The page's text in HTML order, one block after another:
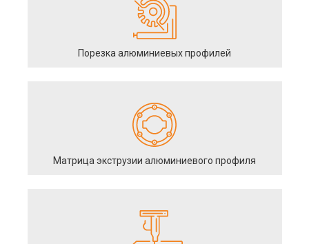
Порезка алюминиевых профилей
Матрица экструзии алюминиевого профиля